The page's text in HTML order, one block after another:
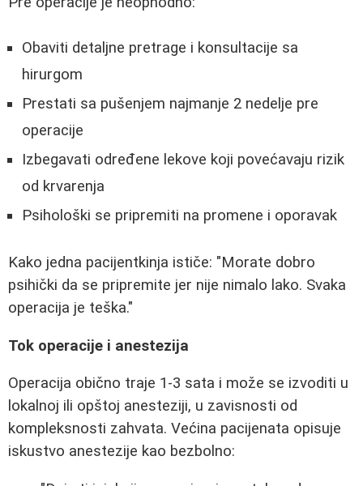
Obaviti detaljne pretrage i konsultacije sa
hirurgom
Prestati sa pušenjem najmanje 2 nedelje pre
operacije
Izbegavati određene lekove koji povećavaju rizik
od krvarenja
Psihološki se pripremiti na promene i oporavak
Kako jedna pacijentkinja ističe: "Morate dobro
psihički da se pripremite jer nije nimalo lako. Svaka
operacija je teška."
Tok operacije i anestezija
Operacija obično traje 1-3 sata i može se izvoditi u
lokalnoj ili opštoj anesteziji, u zavisnosti od
kompleksnosti zahvata. Većina pacijenata opisuje
iskustvo anestezije kao bezbolno: